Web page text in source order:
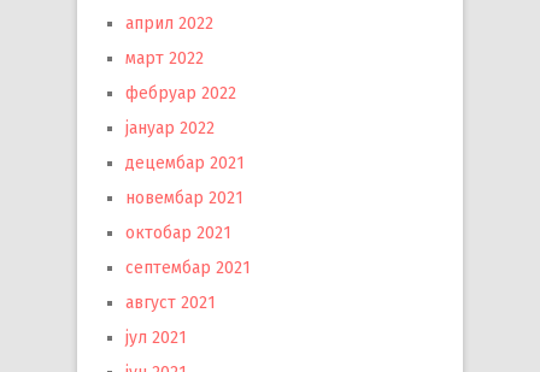
април 2022
март 2022
фебруар 2022
јануар 2022
децембар 2021
новембар 2021
октобар 2021
септембар 2021
август 2021
јул 2021